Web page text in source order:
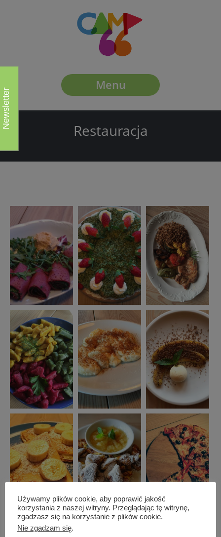
Menu
Restauracja
Używamy plików cookie, aby poprawić jakość
korzystania z naszej witryny. Przeglądając tę witrynę,
zgadzasz się na korzystanie z plików cookie.
Nie zgadzam się.
Newsletter